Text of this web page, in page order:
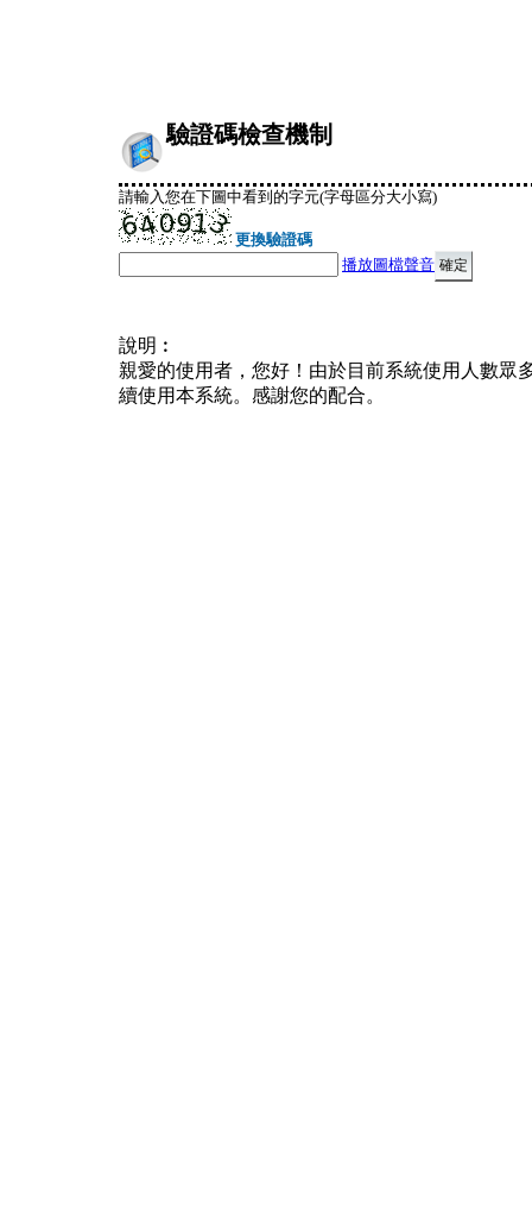
驗證碼檢查機制
請輸入您在下圖中看到的字元(字母區分大小寫)
更換驗證碼
播放圖檔聲音
說明︰
親愛的使用者，您好！由於目前系統使用人數眾
續使用本系統。感謝您的配合。